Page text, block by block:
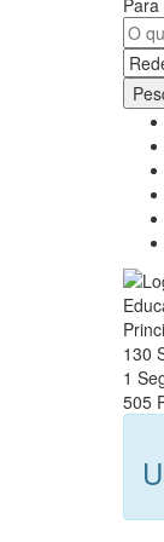
130
1
505